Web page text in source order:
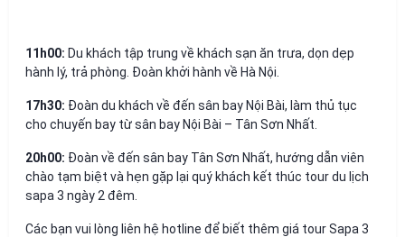
11h00: Du khách tập trung về khách sạn ăn trưa, dọn dẹp
hành lý, trả phòng. Đoàn khởi hành về Hà Nội.
17h30: Đoàn du khách về đến sân bay Nội Bài, làm thủ tục
cho chuyến bay từ sân bay Nội Bài – Tân Sơn Nhất.
20h00: Đoàn về đến sân bay Tân Sơn Nhất, hướng dẫn viên
chào tạm biệt và hẹn gặp lại quý khách kết thúc tour du lịch
sapa 3 ngày 2 đêm.
Các bạn vui lòng liên hệ hotline để biết thêm giá tour Sapa 3